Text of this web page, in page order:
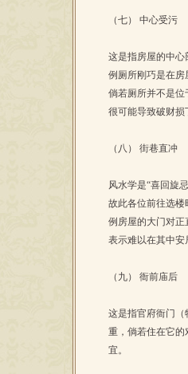
（七） 中心受污
这是指房屋的中
例厕所刚巧是在
倘若厕所并不是
很可能导致破财损
（八） 街巷直冲
风水学是“喜回旋
故此各位前往选
例房屋的大门对正
表示难以在其中安
（九） 衙前庙后
这是指官府衙门
重，倘若住在它
宜。